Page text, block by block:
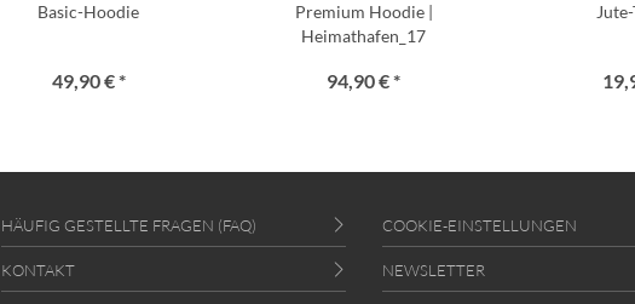
Basic-Hoodie
49,90 € *
Premium Hoodie |
Heimathafen_17
94,90 € *
HÄUFIG GESTELLTE FRAGEN (FAQ)
KONTAKT
COOKIE-EINSTELLUNGEN
NEWSLETTER